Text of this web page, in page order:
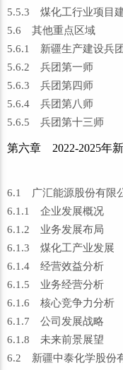
5.5.3 煤化工行业项目
5.6 其他重点区域
5.6.1 新疆生产建设兵团
5.6.2 兵团第一师
5.6.3 兵团第四师
5.6.4 兵团第八师
5.6.5 兵团第十三师
第六章 2022-2025年
6.1 广汇能源股份有限
6.1.1 企业发展概况
6.1.2 业务发展布局
6.1.3 煤化工产业发展
6.1.4 经营效益分析
6.1.5 业务经营分析
6.1.6 核心竞争力分析
6.1.7 公司发展战略
6.1.8 未来前景展望
6.2 新疆中泰化学股份